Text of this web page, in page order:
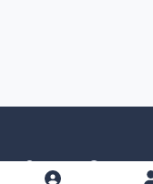
Светлый режим
Темный режим
Как в системе